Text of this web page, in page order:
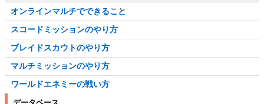
オンラインマルチでできること
スコードミッションのやり方
ブレイドスカウトのやり方
マルチミッションのやり方
ワールドエネミーの戦い方